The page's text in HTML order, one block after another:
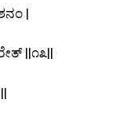
|
||೧೩||